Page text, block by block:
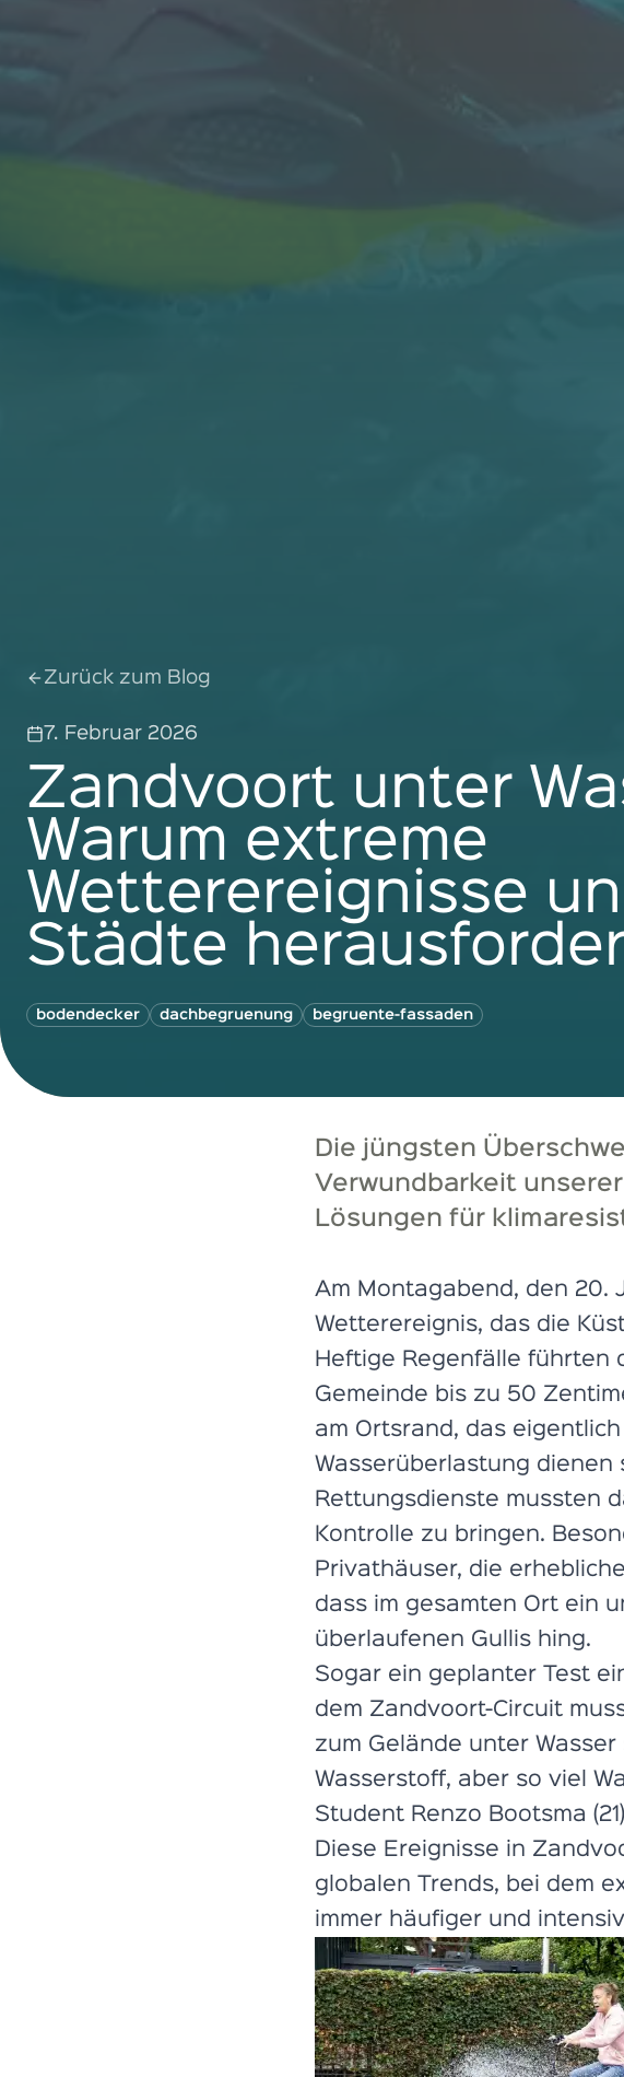
Zurück zum Blog
7. Februar 2026
Zandvoort unter
Warum extreme
Wetterereignisse
Städte
bodendecker dachbegruenung begruente-fassaden
Die jüngsten
Verwundbarkeit
Lösungen für
Am Montagabend, den 20.
Wetterereignis, das die
Heftige Regenfälle führten
Gemeinde bis zu 50
am Ortsrand, das
Wasserüberlastung dienen
Rettungsdienste mussten
Kontrolle zu bringen.
Privathäuser, die
dass im gesamten Ort ein
überlaufenen Gullis hing.
Sogar ein geplanter Test
dem Zandvoort-Circuit
zum Gelände unter
Wasserstoff, aber so viel
Student Renzo Bootsma
Diese Ereignisse in
globalen Trends, bei dem
immer häufiger und